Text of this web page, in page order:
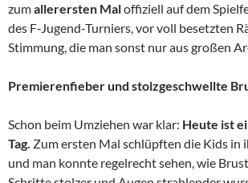
zumallerersten Maloffiziell auf dem
des F‑Jugend‑Turniers, vor voll besetzten
Stimmung, die man sonst nur aus großen
Premierenfieber und stolzgeschwellte
Schon beim Umziehen war klar: Heute ist
Tag. Zum ersten Mal schlüpften die Kids in
und man konnte regelrecht sehen, wie